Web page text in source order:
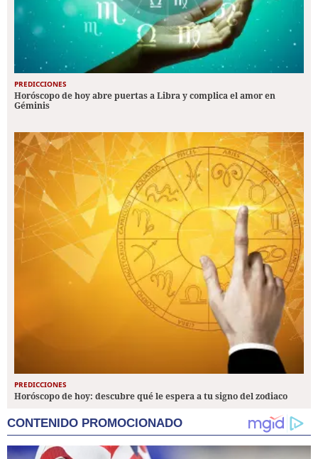
PREDICCIONES
Horóscopo de hoy abre puertas a Libra y complica el amor en
Géminis
PREDICCIONES
Horóscopo de hoy: descubre qué le espera a tu signo del zodiaco
CONTENIDO PROMOCIONADO